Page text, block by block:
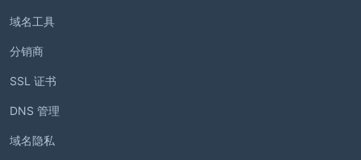
域名工具
分销商
SSL 证书
DNS 管理
域名隐私